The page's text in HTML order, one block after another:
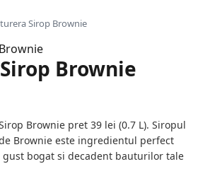
Sirop Brownie
Brownie
Brownie pret 39 lei (0.7 L). Siropul
Brownie este ingredientul perfect
bogat si decadent bauturilor tale